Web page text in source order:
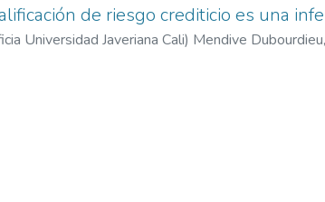
de riesgo crediticio es una
Universidad Javeriana Cali) Mendive